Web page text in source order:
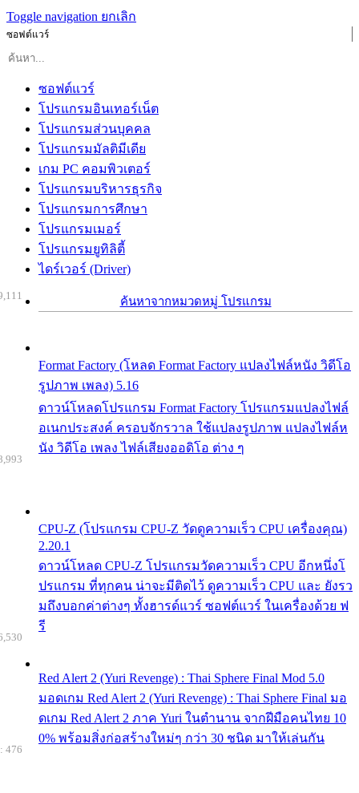
Toggle navigation ยกเลิก
ซอฟต์แวร์
ซอฟต์แวร์
โปรแกรมอินเทอร์เน็ต
โปรแกรมส่วนบุคคล
โปรแกรมมัลติมีเดีย
เกม PC คอมพิวเตอร์
โปรแกรมบริหารธุรกิจ
โปรแกรมการศึกษา
โปรแกรมเมอร์
โปรแกรมยูทิลิตี้
ไดร์เวอร์ (Driver)
ค้นหาจากหมวดหมู่ โปรแกรม
Format Factory (โหลด Format Factory แปลงไฟล์หนัง วิดีโอ
รูปภาพ เพลง) 5.16
ดาวน์โหลดโปรแกรม Format Factory โปรแกรมแปลงไฟล์
อเนกประสงค์ ครอบจักรวาล ใช้แปลงรูปภาพ แปลงไฟล์ห
นัง วิดีโอ เพลง ไฟล์เสียงออดิโอ ต่าง ๆ
CPU-Z (โปรแกรม CPU-Z วัดดูความเร็ว CPU เครื่องคุณ)
2.20.1
ดาวน์โหลด CPU-Z โปรแกรมวัดความเร็ว CPU อีกหนึ่งโ
ปรแกรม ที่ทุกคน น่าจะมีติดไว้ ดูความเร็ว CPU และ ยังรว
มถึงบอกค่าต่างๆ ทั้งฮารด์แวร์ ซอฟต์แวร์ ในเครื่องด้วย ฟ
รี
Red Alert 2 (Yuri Revenge) : Thai Sphere Final Mod 5.0
มอดเกม Red Alert 2 (Yuri Revenge) : Thai Sphere Final มอ
ดเกม Red Alert 2 ภาค Yuri ในตำนาน จากฝีมือคนไทย 10
0% พร้อมสิ่งก่อสร้างใหม่ๆ กว่า 30 ชนิด มาให้เล่นกัน
476